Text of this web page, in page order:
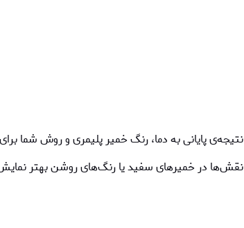
نتيجه‌ی پایانی به دما، رنگ خمیر پلیمری و روش شما
نقش‌ها در خمیرهای سفید یا رنگ‌های روشن بهتر